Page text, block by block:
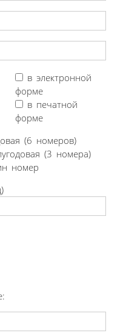
в электронной
форме
в печатной
форме
(6 номеров)
(3 номера)
номер